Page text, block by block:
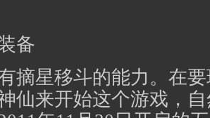
备
摘星移斗的能力。在
仙来开始这个游戏，